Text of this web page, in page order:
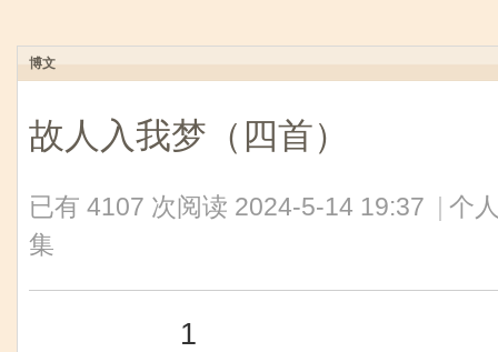
博文
故人入我梦（四首）
已有 4107 次阅读 2024-5-14 19:37
个
集
1